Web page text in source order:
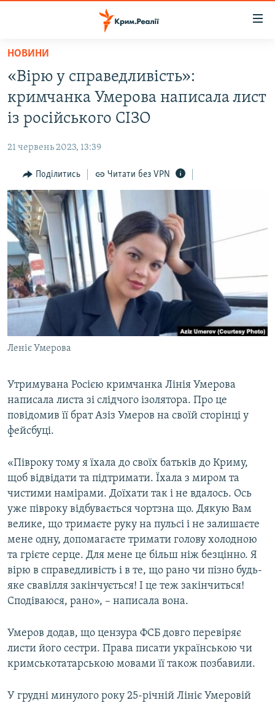
Перейти
основного
матеріалу
Перейти
до
основної
навігації
Перейти
до
пошуку
ВОДА.КРИМ
ВІДЕО ТА ФОТО
БЛОГИ
ПОГЛЯД
ІНТЕРВ'Ю
ВСЕ ЗА ДЕНЬ
СПЕЦПРОЕКТИ
ДЕПОРТАЦІЯ
ВІДЕОУРОКИ «ELIFBE»
СВІДЧЕННЯ ОКУПАЦІЇ
УКРАЇНСЬКА ПРОБЛЕМА КРИМУ
ІНФОГРАФІКА
ЯК ОБІЙТИ БЛОКУВАННЯ
Русский
Qırımtatar
ДОЛУЧАЙСЯ!
Усі сайти RFE/RL
НОВИНИ
«Вірю у справедливість»:
кримчанка Умерова написала лист
із російського СІЗО
21 червень 2023, 13:39
Поділитись Читати без VPN
Леніє Умерова
Утримувана Росією кримчанка Лінія Умерова
написала листа зі слідчого ізолятора. Про це
повідомив її брат Азіз Умеров на своїй сторінці у
фейсбуці.
«Півроку тому я їхала до своїх батьків до Криму,
щоб відвідати та підтримати. Їхала з миром та
чистими намірами. Доїхати так і не вдалось. Ось
уже півроку відбувається чортзна що. Дякую Вам
велике, що тримаєте руку на пульсі і не залишаєте
мене одну, допомагаєте тримати голову холодною
та грієте серце. Для мене це більш ніж безцінно. Я
вірю в справедливість і в те, що рано чи пізно будь-
яке свавілля закінчується! І це теж закінчиться!
Сподіваюся, рано», – написала вона.
Умеров додав, що цензура ФСБ довго перевіряє
листи його сестри. Права писати українською чи
кримськотатарською мовами її також позбавили.
У грудні минулого року 25-річній Лініє Умеровій